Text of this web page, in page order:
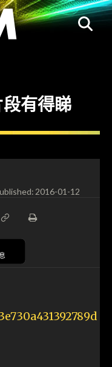
段有得睇
2016-01-12